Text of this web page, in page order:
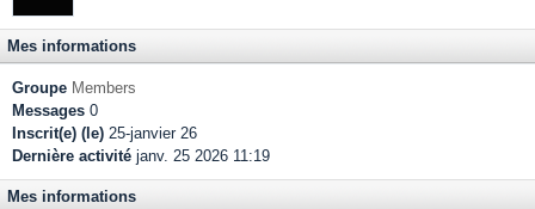
Mes informations
Groupe Members
Messages 0
Inscrit(e) (le) 25-janvier 26
Dernière activité janv. 25 2026 11:19
Mes informations